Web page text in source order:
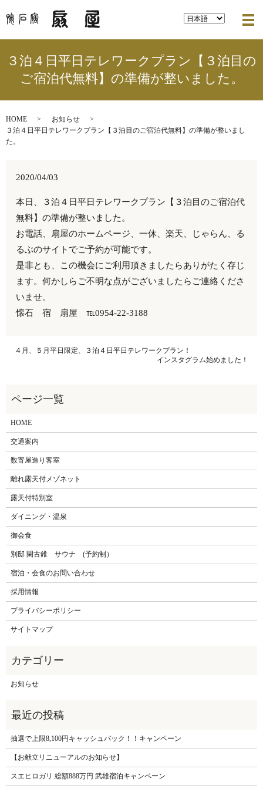
３泊４日平日テレワークプラン【３泊目の
ご宿泊代無料】の準備が整いました。
HOME
お知らせ
３泊４日平日テレワークプラン【３泊目のご宿泊代無料】の準備が整いまし
た。
2020/04/03
本日、３泊４日平日テレワークプラン【３泊目のご宿泊代
無料】の準備が整いました。
お電話、扇屋のホームページ、一休、楽天、じゃらん、る
るぶのサイトでご予約が可能です。
是非とも、この機会にご利用頂きましたらありがたく存じ
ます。何かしらご不明な点がございましたらご連絡くださ
いませ。
懐石 宿 扇屋 ℡0954-22-3188
４月、５月平日限定、３泊４日平日テレワークプラン！
インスタグラム始めました！
HOME
交通案内
数寄屋造り客室
離れ露天付メゾネット
露天付特別室
ダイニング・温泉
御会食
別邸 閑古錐 サウナ (予約制）
宿泊・会食のお問い合わせ
採用情報
プライバシーポリシー
サイトマップ
お知らせ
抽選で上限8,100円キャッシュバック！！キャンペーン
【お献立リニューアルのお知らせ】
スエヒロガリ 総額888万円 武雄宿泊キャンペーン